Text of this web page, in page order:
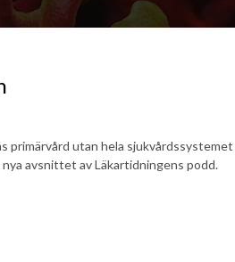
primärvård utan hela
avsnittet av Läkartidningens podd.